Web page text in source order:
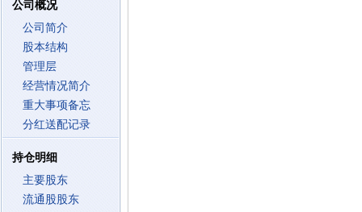
公司概况
公司简介
股本结构
管理层
经营情况简介
重大事项备忘
分红送配记录
持仓明细
主要股东
流通股股东